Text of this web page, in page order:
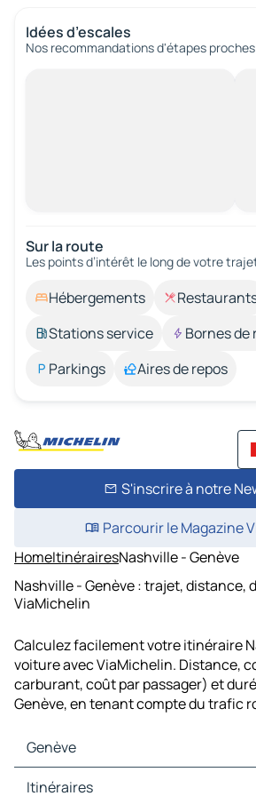
Idées d’escales
Nos recommandations d'étapes proches
Sur la route
Les points d’intérêt le long de votre
Hébergements
Stations service
Bornes de
Parkings
Aires de repos
S'inscrire à notre
Parcourir le Magazine
HomeItinérairesNashville - Genève
Nashville - Genève : trajet, distance,
ViaMichelin
Calculez facilement votre itinéraire
voiture avec ViaMichelin. Distance,
carburant, coût par passager) et
Genève, en tenant compte du trafic
Genève
Genève Cartes et plans
Itinéraires